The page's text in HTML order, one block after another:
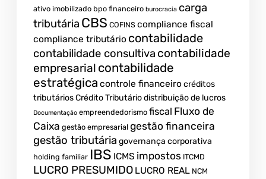
ativo imobilizado bpo financeiro burocracia carga
tributária CBS COFINS compliance fiscal
compliance tributário contabilidade
contabilidade consultiva contabilidade
empresarial contabilidade
estratégica controle financeiro créditos
tributáriosCrédito Tributáriodistribuição de lucros
Documentação empreendedorismo fiscal Fluxo de
Caixa gestão empresarial gestão financeira
gestão tributária governança corporativa
holding familiar IBS ICMS impostos ITCMD
LUCRO PRESUMIDO LUCRO REAL NCM